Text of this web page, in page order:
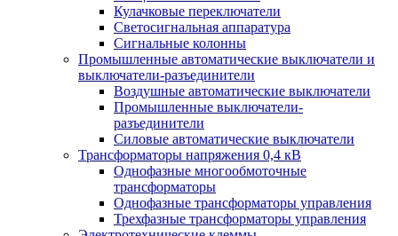
Кулачковые переключатели
Светосигнальная аппаратура
Сигнальные колонны
Промышленные автоматические выключатели и
выключатели-разъединители
Воздушные автоматические выключатели
Промышленные выключатели-
разъединители
Силовые автоматические выключатели
Трансформаторы напряжения 0,4 кВ
Однофазные многообмоточные
трансформаторы
Однофазные трансформаторы управления
Трехфазные трансформаторы управления